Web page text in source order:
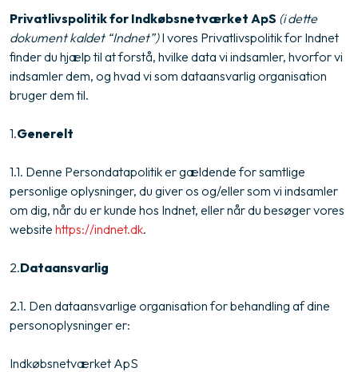
Privatlivspolitik for Indkøbsnetværket ApS (i dette
dokument kaldet “Indnet”)I vores Privatlivspolitik for Indnet
finder du hjælp til at forstå, hvilke data vi indsamler, hvorfor vi
indsamler dem, og hvad vi som dataansvarlig organisation
bruger dem til.
1.​Generelt
1.1. Denne Persondatapolitik er gældende for samtlige
personlige oplysninger, du giver os og/eller som vi indsamler
om dig, når du er kunde hos Indnet, eller når du besøger vores
websitehttps://indnet.dk.
2.​Dataansvarlig
2.1. Den dataansvarlige organisation for behandling af dine
personoplysninger er:
Indkøbsnetværket ApS